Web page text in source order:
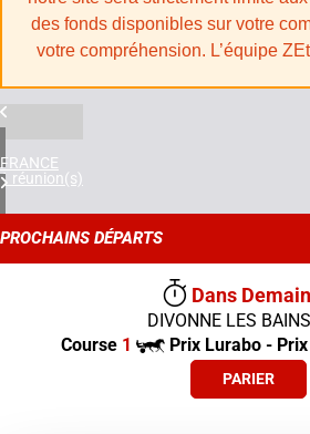
des fonds disponibles sur votre
votre compréhension. L’équipe
FRANCE
1 réunion(s)
PROCHAINS DÉPARTS
Dans Demain
DIVONNE LES BAINS
Course 1 Prix Lurabo -
PARIER